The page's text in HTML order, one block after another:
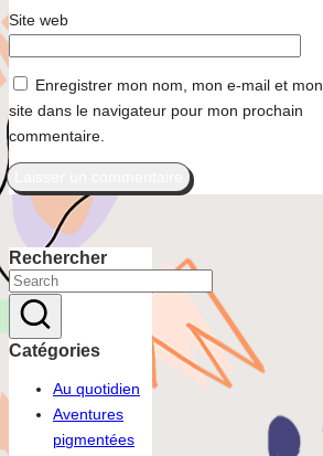
Site web
Enregistrer mon nom, mon e-mail et mon
site dans le navigateur pour mon prochain
commentaire.
Rechercher
Catégories
Au quotidien
Aventures
pigmentées